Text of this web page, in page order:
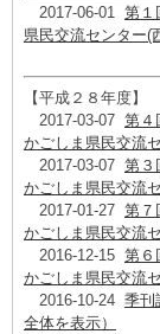
2017-06-01 第１
県民交流センター(
【平成２８年度】
2017-03-07 第
かごしま県民交流
2017-03-07 第
かごしま県民交流
2017-01-27 第
かごしま県民交流
2016-12-15 第
かごしま県民交流
2016-10-24 季刊
全体を表示）